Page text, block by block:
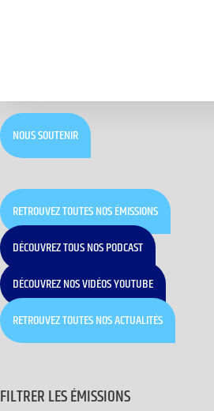
NOUS SOUTENIR
RETROUVEZ TOUTES NOS ÉMISSIONS
DÉCOUVREZ TOUS NOS PODCAST
DÉCOUVREZ NOS VIDÉOS YOUTUBE
RETROUVEZ TOUTES NOS ACTUALITÉS
FILTRER LES ÉMISSIONS